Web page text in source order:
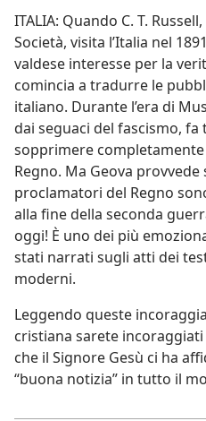
ITALIA: Quando C. T.
Società, visita l’Italia nel
valdese interesse per la
comincia a tradurre le
italiano. Durante l’era di
dai seguaci del fascismo,
sopprimere
Regno. Ma Geova
proclamatori del Regno
alla fine della seconda
oggi! È uno dei più
stati narrati sugli atti dei
moderni.
Leggendo queste
cristiana sarete
che il Signore Gesù ci ha
“buona notizia” in tutto il